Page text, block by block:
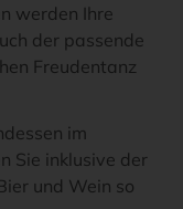
werden Ihre
der passende
Freudentanz
im
Sie inklusive der
und Wein so